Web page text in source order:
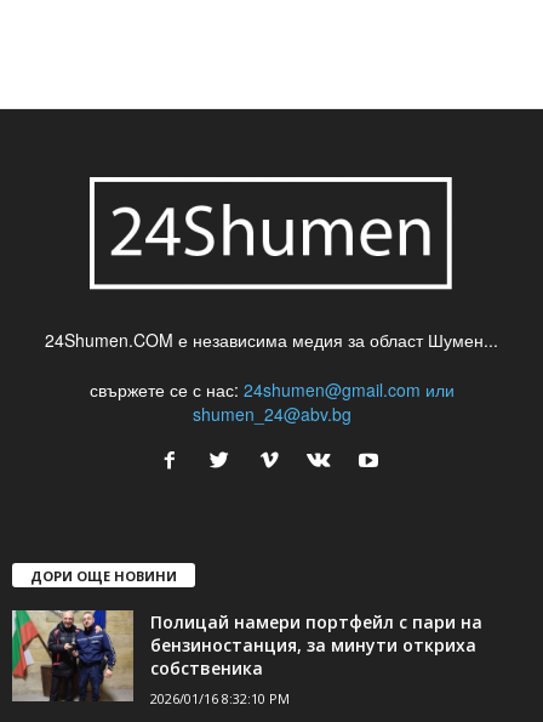
24Shumen.COM е независима медия за област Шумен...
свържете се с нас: 24shumen@gmail.com или
shumen_24@abv.bg
ДОРИ ОЩЕ НОВИНИ
Полицай намери портфейл с пари на
бензиностанция, за минути откриха
собственика
2026/01/16 8:32:10 PM